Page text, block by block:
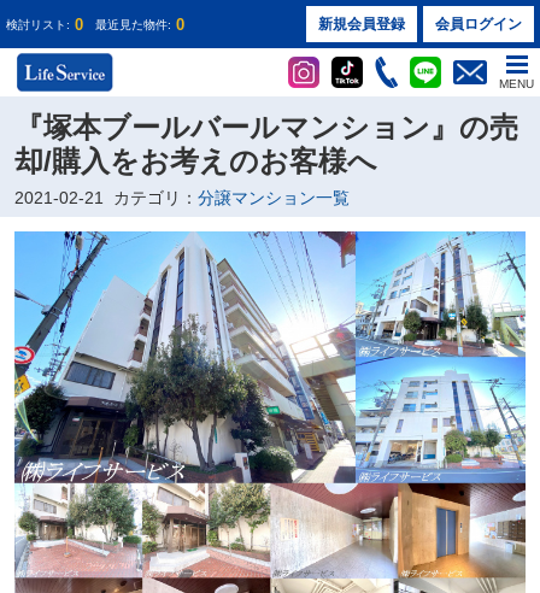
検討リスト: 0 最近見た物件: 0 新規会員登録 会員ログイン
MENU
『塚本ブールバールマンション』の売
却/購入をお考えのお客様へ
2021-02-21 カテゴリ： 分譲マンション一覧